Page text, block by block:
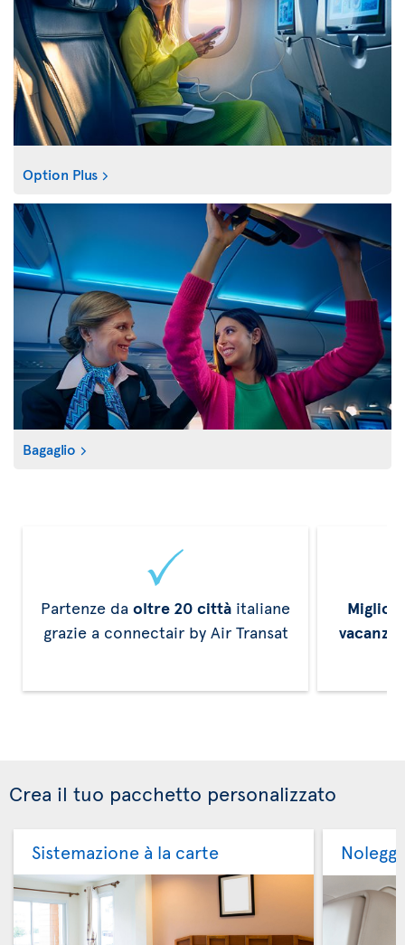
Option Plus
Bagaglio
Partenze daoltre 20 città italiane
grazie a connectair by Air Transat
Miglior
vacanze
Crea il tuo pacchetto personalizzato
Sistemazione à la carte